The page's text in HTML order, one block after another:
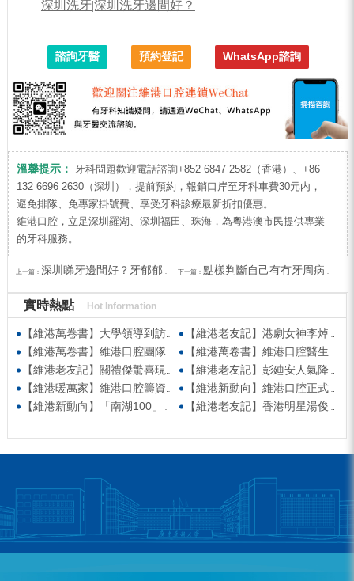
深圳洗牙|深圳洗牙邊間好？
諮詢牙醫 預約登記 WhatsApp諮詢
溫馨提示：
牙科問題歡迎電話諮詢+852 6847 2582（香港）、+86
132 6696 2630（深圳），提前預約，報銷口岸至牙科車費30元内，
避免排隊、免專家掛號費、享受牙科診療最新折扣優惠。
維港口腔，立足深圳羅湖、深圳福田、珠海，為粵港澳市民提供專業
的牙科服務。
上一篇： 深圳睇牙邊間好？牙郁郁點算？可以keep住隻牙嗎？ 下一篇： 點樣判斷自己有冇牙周病？深圳牙周治療推介
實時熱點 Hot Information
【維港萬卷書】大學領導到訪維港口腔參觀交流 高度讚賞院感消毒與規範化管理
【維港老友記】港劇女神李焯寧現身維港口腔擔任一日店長，分享護牙心得
【維港萬卷書】維港口腔團隊走進香港書展 感受閱讀力量拓寬專業視野
【維港萬卷書】維港口腔醫生團隊受邀參與美國登士柏西諾德專題研討 聚焦無牙頜種植修復前沿策略
【維港老友記】關禮傑驚喜現身維港口腔出任明星一日CEO 即場演繹同分享經驗！
【維港老友記】彭廸安人氣降臨維港口腔任明星一日店長 勁歌熱舞快閃表演點燃全場！
【維港暖萬家】維港口腔籌資捐款援助廣西洪澇災區 攜手香港廣西南寧同鄉會共獻愛心
【維港新動向】維港口腔正式獲聘為「羅湖區社會醫療機構行業協會監事單位」
【維港新動向】「南湖100」品牌發佈會 維港口腔獲評「突出貢獻企業」殊榮
【維港老友記】香港明星湯俊明驚喜現身維港口腔 擔任明星一日店長！